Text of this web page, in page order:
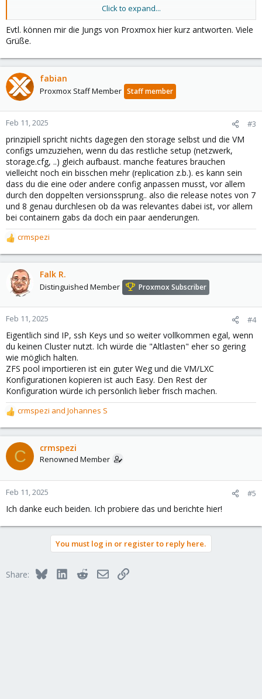
Die einzelnen PVE’s (v6.1 -6.4) sind alle rpool ZFS mit mbr
(nicht EFI) auf jeweils einer einzelnen SSD, die VM‘s liegen
Server PVE 8.3 mit gleicher IP und gleichem Namen
Ich kopiere die .ssh Schlüssel und /etc/ssh vom alten PVE
auf den neuen, ebenfalls die storage.cfg, die VM-Konfigs
unter /etc/pve/nodes/*, etc.
laufende System
Für mich wäre dies der kürzeste Weg bei der Ausfallzeit.
Eure Meinung dazu interessiert mich sehr. Vielen Dank vorab.
Viele Grüße
Click to expand...
Evtl. können mir die Jungs von Proxmox hier kurz antworten. Viele
Grüße.
fabian
Proxmox Staff Member Staff member
Feb 11, 2025 #3
prinzipiell spricht nichts dagegen den storage selbst und die VM
configs umzuziehen, wenn du das restliche setup (netzwerk,
storage.cfg, ..) gleich aufbaust. manche features brauchen
vielleicht noch ein bisschen mehr (replication z.b.). es kann sein
dass du die eine oder andere config anpassen musst, vor allem
durch den doppelten versionssprung.. also die release notes von 7
und 8 genau durchlesen ob da was relevantes dabei ist, vor allem
bei containern gabs da doch ein paar aenderungen.
R
e
a
o
n
:
crmspezi
Falk R.
Distinguished Member Proxmox Subscriber
Feb 11, 2025 #4
Eigentlich sind IP, ssh Keys und so weiter vollkommen egal, wenn
du keinen Cluster nutzt. Ich würde die "Altlasten" eher so gering
wie möglich halten.
ZFS pool importieren ist ein guter Weg und die VM/LXC
Konfigurationen kopieren ist auch Easy. Den Rest der
Konfiguration würde ich persönlich lieber frisch machen.
R
e
a
c
t
o
n
:
crmspezi and Johannes S
C crmspezi
Renowned Member
Feb 11, 2025 #5
Ich danke euch beiden. Ich probiere das und berichte hier!
You must log in or register to reply here.
Share: BlueskyLinkedInRedditEmailLink